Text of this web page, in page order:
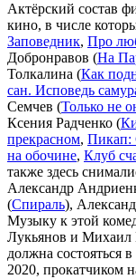
Актёрский состав
кино, в числе
Заповедник, Про
Добронравов (На
Толкалина (Как
сан. Исповедь
Семчев (Только не
Ксения Радченко (
прекрасном, Пикап:
на обочине, Клуб
также здесь
Александр
(Спираль),
Музыку к этой
Лукьянов и Михаил
должна состояться
2020, прокатчиком